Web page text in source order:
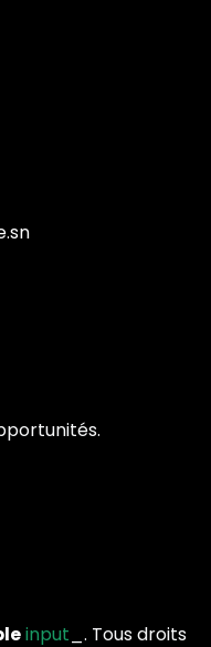
input _. Tous droits